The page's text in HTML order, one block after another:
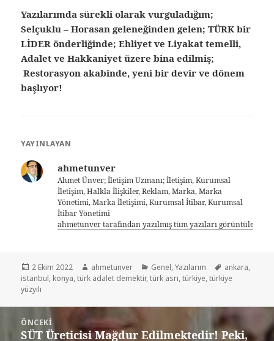
Yazılarımda sürekli olarak vurguladığım;
Selçuklu – Horasan geleneğinden gelen; TÜRK bir
LİDER önderliğinde; Ehliyet ve Liyakat temelli,
Adalet ve Hakkaniyet üzere bina edilmiş;
Restorasyon akabinde, yeni bir devir ve dönem
başlıyor!
YAYINLAYAN
ahmetunver
Ahmet Ünver; İletişim Uzmanı; İletişim, Kurumsal
İletişim, Halkla İlişkiler, Reklam, Marka, Marka
Yönetimi, Marka İletişimi, Kurumsal İtibar, Kurumsal
İtibar Yönetimi
ahmetunver tarafından yazılmış tüm yazıları görüntüle
2 Ekim 2022 ahmetunver Genel,Yazılarım ankara,
istanbul, konya,türk adalet demektir,türk asrı,türkiye,türkiye
yüzyılı
ÖNCEKI
SÜT Üreticisi Mağdur Edilmektedir! Peki,